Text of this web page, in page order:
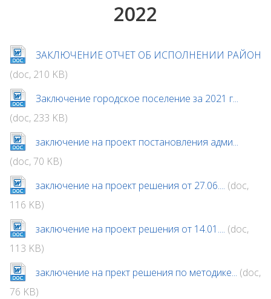
2022
ЗАКЛЮЧЕНИЕ ОТЧЕТ ОБ ИСПОЛНЕНИИ РАЙОН
(doc, 210 KB)
Заключение городское поселение за 2021 г...
(doc, 233 KB)
заключение на проект постановления адми...
(doc, 70 KB)
заключение на проект решения от 27.06.... (doc,
116 KB)
заключение на проект решения от 14.01.... (doc,
113 KB)
заключение на прект решения по методике... (doc,
76 KB)